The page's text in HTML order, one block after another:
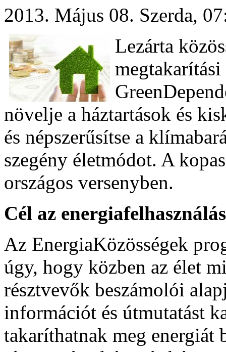
2013. Május 08. Szerda,
Lezárta
növelje a háztartások és
és népszerűsítse a
szegény életmódot. A
országos versenyben.
Cél az
Az EnergiaKözösségek
úgy, hogy közben az élet
résztvevők beszámolói
információt és útmutatást
takaríthatnak meg energiát